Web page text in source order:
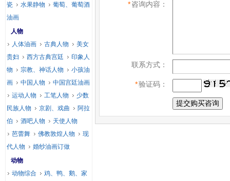
*咨询内容：
联系方式：
*验证码：
瓷
水果静物
葡萄、葡萄酒
油画
人物
人体油画
古典人物
美女
贵妇
西方古典宫廷
印象人
物
宗教、神话人物
小孩油
画
中国人物
中国宫廷油画
运动人物
工笔人物
少数
民族人物
京剧、戏曲
阿拉
伯
酒吧人物
天使人物
芭蕾舞
佛教敦煌人物
现
代人物
婚纱油画订做
动物
动物综合
鸡、鸭、鹅、家